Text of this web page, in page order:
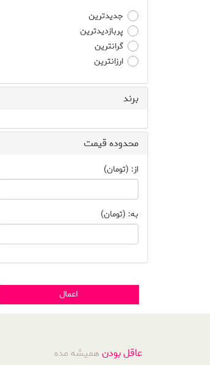
جدیدترین
پربازدیدترین
گرانترین
ارزانترین
برند
محدوده قیمت
از: (تومان)
به: (تومان)
اعمال
عاقل بودنهمیشه مده